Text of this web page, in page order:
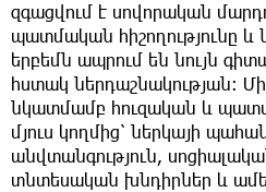
զգացվում է սովորական
պատմական հիշողությունը և
երբեմն ապրում են նույն
հստակ ներդաշնակության։
նկատմամբ հուզական և
մյուս կողմից՝ ներկայի
անվտանգություն,
տնտեսական խնդիրներ և